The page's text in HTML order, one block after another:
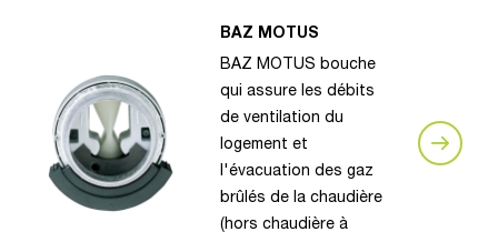
BAZ MOTUS
BAZ MOTUS bouche
qui assure les débits
de ventilation du
logement et
l'évacuation des gaz
brûlés de la chaudière
(hors chaudière à